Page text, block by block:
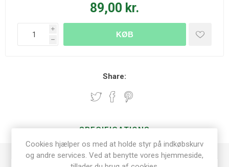
89,00 kr.
i
h
KØB
Share:
SPECIFICATIONS
Cookies hjælper os med at holde styr på indkøbskurv
og andre services. Ved at benytte vores hjemmeside,